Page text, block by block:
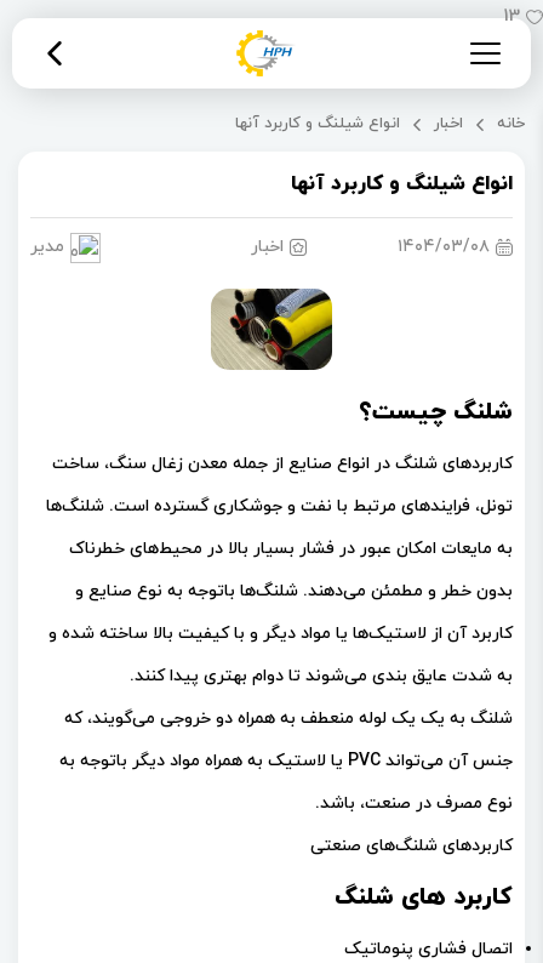
خانه اخبار انواع شیلنگ و کاربرد آنها
انواع شیلنگ و کاربرد آنها
۱۴۰۴/۰۳/۰۸ اخبار
13
شلنگ چیست؟
کاربردهای شلنگ در انواع صنایع از جمله معدن زغال سنگ، ساخت
تونل، فرایندهای مرتبط با نفت و جوشکاری گسترده ‌است. شلنگ‌ها
به مایعات امکان عبور در فشار بسیار بالا در محیط‌های خطرناک
بدون خطر و مطمئن می‌دهند. شلنگ‌ها باتوجه به نوع صنایع و
کاربرد آن از لاستیک‌ها یا مواد دیگر و با کیفیت بالا ساخته شده و
به شدت عایق بندی می‌شوند تا دوام بهتری پیدا کنند.
شلنگ به یک یک لوله منعطف به همراه دو خروجی می‌گویند، که
جنس آن می‌تواند PVC یا لاستیک به همراه مواد دیگر باتوجه به
نوع مصرف در صنعت، باشد.
کاربردهای شلنگ‌های صنعتی
کاربرد های شلنگ
اتصال فشاری پنوماتیک